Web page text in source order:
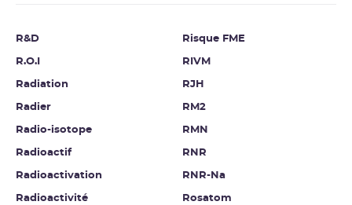
R&D
R.O.I
Radiation
Radier
Radio-isotope
Radioactif
Radioactivation
Radioactivité
Risque FME
RIVM
RJH
RM2
RMN
RNR
RNR-Na
Rosatom